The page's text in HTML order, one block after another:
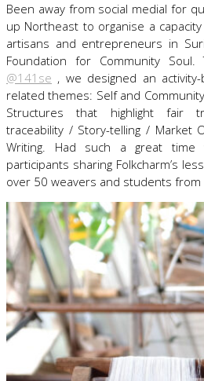
Been away from social medial for
up Northeast to organise a
artisans and entrepreneurs in
Foundation for Community
@141se , we designed an
related themes: Self and
Structures that highlight fair
traceability / Story-telling / Market
Writing. Had such a great time
participants sharing Folkcharm’s
over 50 weavers and students from